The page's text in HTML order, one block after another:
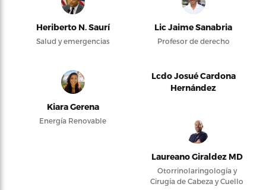
Heriberto N. Saurí
Salud y emergencias
Lic Jaime Sanabria
Profesor de derecho
Kiara Gerena
Energía Renovable
Lcdo Josué Cardona
Hernández
Laureano Giraldez MD
Otorrinolaringología y
Cirugía de Cabeza y Cuello